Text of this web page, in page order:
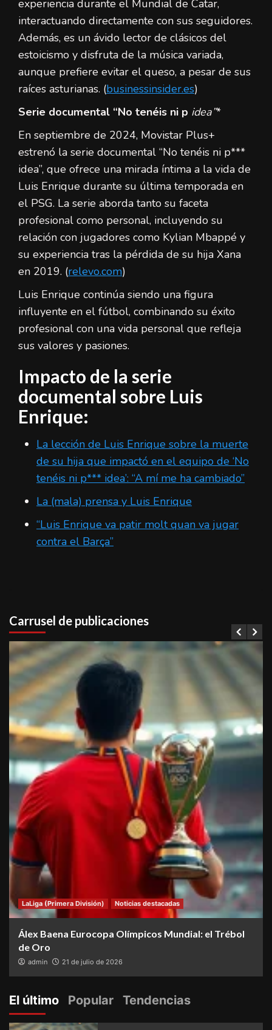
experiencia durante el Mundial de Catar,
interactuando directamente con sus seguidores.
Además, es un ávido lector de clásicos del
estoicismo y disfruta de la música variada,
aunque prefiere evitar el queso, a pesar de sus
raíces asturianas. (businessinsider.es)
Serie documental “No tenéis ni p idea”*
En septiembre de 2024, Movistar Plus+
estrenó la serie documental “No tenéis ni p***
idea”, que ofrece una mirada íntima a la vida de
Luis Enrique durante su última temporada en
el PSG. La serie aborda tanto su faceta
profesional como personal, incluyendo su
relación con jugadores como Kylian Mbappé y
su experiencia tras la pérdida de su hija Xana
en 2019. (relevo.com)
Luis Enrique continúa siendo una figura
influyente en el fútbol, combinando su éxito
profesional con una vida personal que refleja
sus valores y pasiones.
Impacto de la serie
documental sobre Luis
Enrique:
La lección de Luis Enrique sobre la muerte
de su hija que impactó en el equipo de ‘No
tenéis ni p*** idea’: “A mí me ha cambiado”
La (mala) prensa y Luis Enrique
“Luis Enrique va patir molt quan va jugar
contra el Barça”
Carrusel de publicaciones
LaLiga (Primera División) Noticias destacadas
Álex Baena Eurocopa Olímpicos Mundial: el Trébol
de Oro
admin 21 de julio de 2026
El último Popular Tendencias